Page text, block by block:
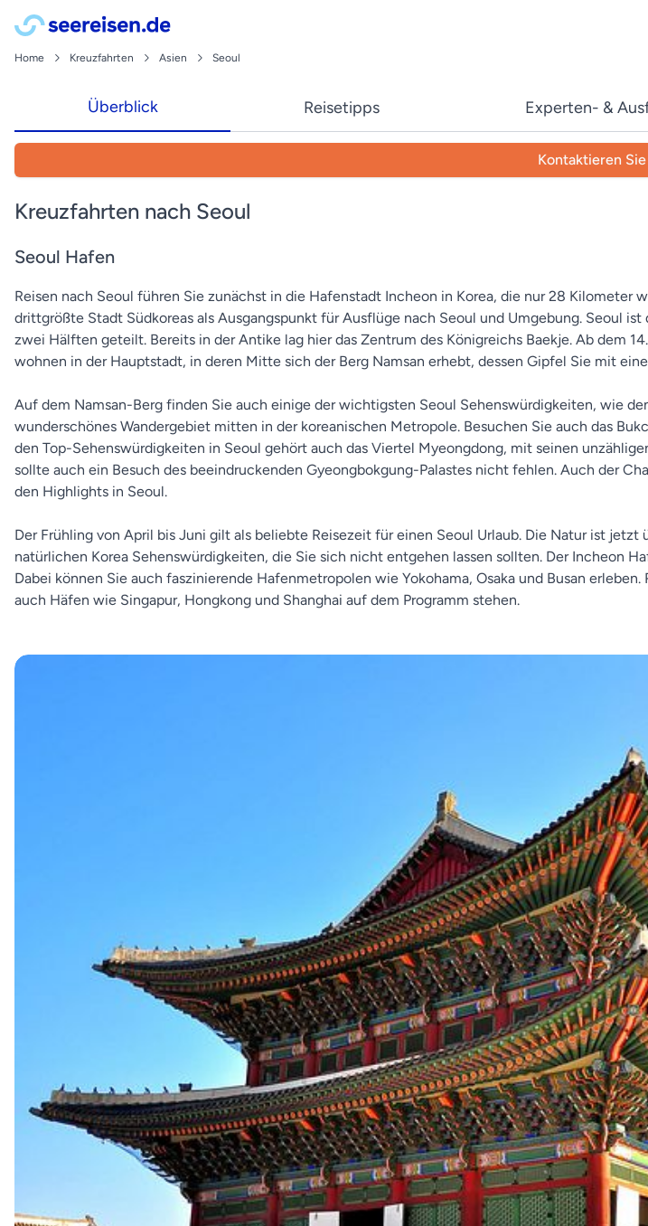
Home Kreuzfahrten Asien Seoul
Überblick Reisetipps Experten- &
Kontaktieren Sie
Kreuzfahrten nach Seoul
Seoul Hafen
Reisen nach Seoul führen Sie zunächst in die Hafenstadt Incheon in Korea, die nur 28
drittgrößte Stadt Südkoreas als Ausgangspunkt für Ausflüge nach Seoul und Umgebung. Seoul
zwei Hälften geteilt. Bereits in der Antike lag hier das Zentrum des Königreichs Baekje. Ab dem
wohnen in der Hauptstadt, in deren Mitte sich der Berg Namsan erhebt, dessen Gipfel Sie mit
Auf dem Namsan-Berg finden Sie auch einige der wichtigsten Seoul Sehenswürdigkeiten, wie
wunderschönes Wandergebiet mitten in der koreanischen Metropole. Besuchen Sie auch das
den Top-Sehenswürdigkeiten in Seoul gehört auch das Viertel Myeongdong, mit seinen
sollte auch ein Besuch des beeindruckenden Gyeongbokgung-Palastes nicht fehlen. Auch der
den Highlights in Seoul.
Der Frühling von April bis Juni gilt als beliebte Reisezeit für einen Seoul Urlaub. Die Natur ist
natürlichen Korea Sehenswürdigkeiten, die Sie sich nicht entgehen lassen sollten. Der Incheon
Dabei können Sie auch faszinierende Hafenmetropolen wie Yokohama, Osaka und Busan
auch Häfen wie Singapur, Hongkong und Shanghai auf dem Programm stehen.